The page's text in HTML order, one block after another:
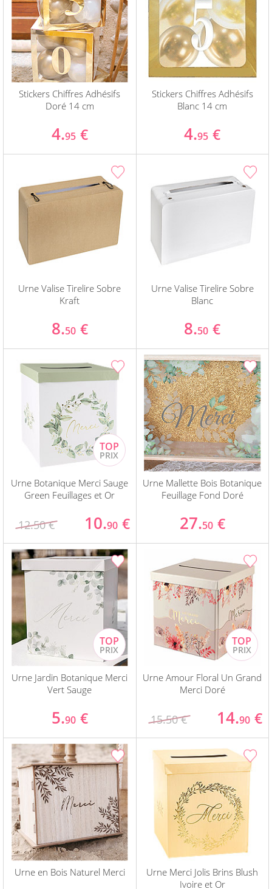
Stickers Chiffres Adhésifs
Doré 14 cm
4.95 €
Stickers Chiffres Adhésifs
Blanc 14 cm
4.95 €
Urne Valise Tirelire Sobre
Kraft
8.50 €
Urne Valise Tirelire Sobre
Blanc
8.50 €
Urne Botanique Merci Sauge
Green Feuillages et Or
12.50 € 10.90 €
Urne Mallette Bois Botanique
Feuillage Fond Doré
27.50 €
Urne Jardin Botanique Merci
Vert Sauge
5.90 €
Urne Amour Floral Un Grand
Merci Doré
15.50 € 14.90 €
Urne en Bois Naturel Merci
Urne Merci Jolis Brins Blush
Ivoire et Or